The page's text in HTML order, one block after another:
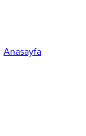
Anasayfa